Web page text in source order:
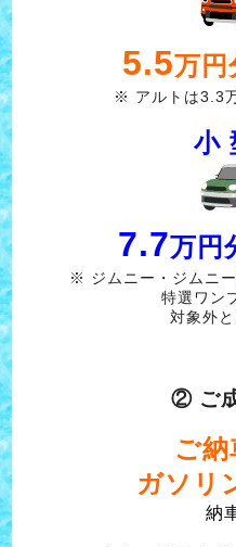
5.5万円
※ アルトは3.3
小
7.7万円
※ ジムニー・ジムニ
特選ワン
対象外と
② ご
ご納
ガソリ
納